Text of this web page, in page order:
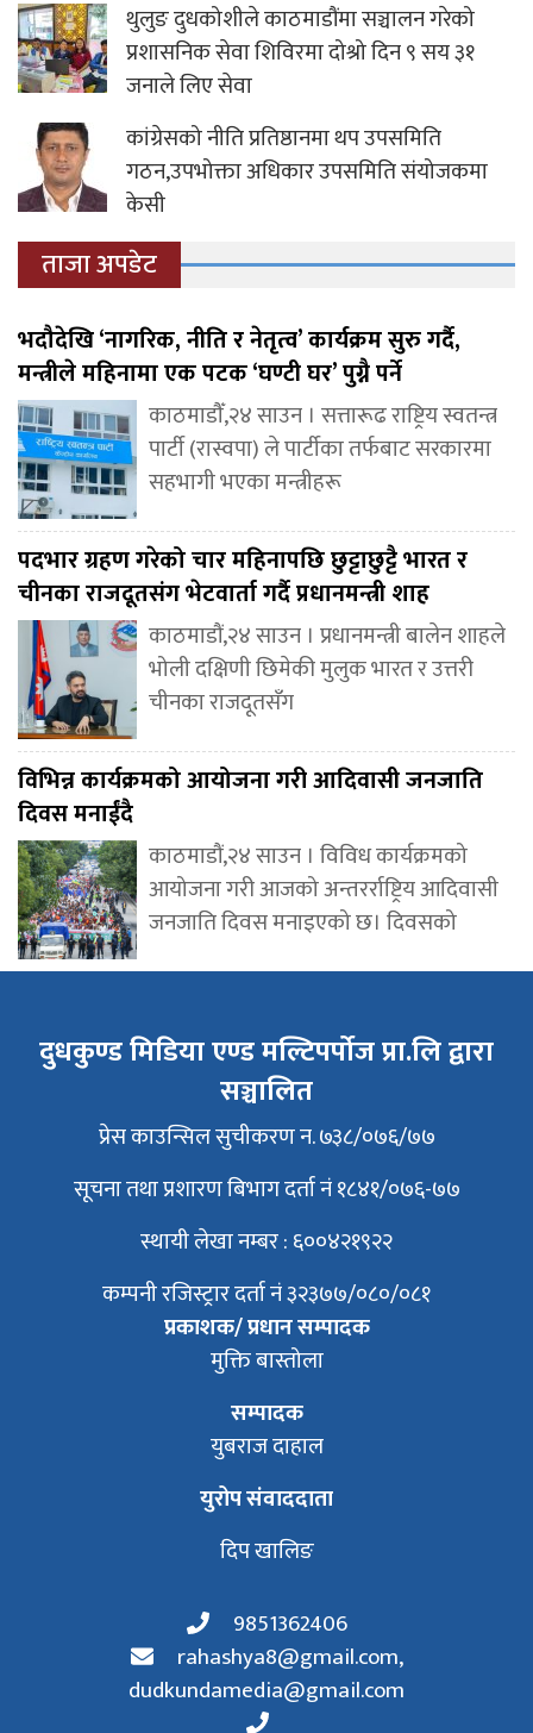
थुलुङ दुधकोशीले काठमाडौंमा सञ्चालन गरेको
प्रशासनिक सेवा शिविरमा दोश्रो दिन ९ सय ३१
जनाले लिए सेवा
कांग्रेसको नीति प्रतिष्ठानमा थप उपसमिति
गठन,उपभोक्ता अधिकार उपसमिति संयोजकमा
केसी
ताजा अपडेट
भदौदेखि ‘नागरिक, नीति र नेतृत्व’ कार्यक्रम सुरु गर्दै,
मन्त्रीले महिनामा एक पटक ‘घण्टी घर’ पुग्नै पर्ने
काठमाडौँ,२४ साउन । सत्तारूढ राष्ट्रिय स्वतन्त्र
पार्टी (रास्वपा) ले पार्टीका तर्फबाट सरकारमा
सहभागी भएका मन्त्रीहरू
पदभार ग्रहण गरेको चार महिनापछि छुट्टाछुट्टै भारत र
चीनका राजदूतसंग भेटवार्ता गर्दै प्रधानमन्त्री शाह
काठमाडौं,२४ साउन । प्रधानमन्त्री बालेन शाहले
भोली दक्षिणी छिमेकी मुलुक भारत र उत्तरी
चीनका राजदूतसँग
विभिन्न कार्यक्रमको आयोजना गरी आदिवासी जनजाति
दिवस मनाईंदै
काठमाडौं,२४ साउन । विविध कार्यक्रमको
आयोजना गरी आजको अन्तरर्राष्ट्रिय आदिवासी
जनजाति दिवस मनाइएको छ। दिवसको
दुधकुण्ड मिडिया एण्ड मल्टिपर्पोज प्रा.लि द्वारा
सञ्चालित
प्रेस काउन्सिल सुचीकरण न. ७३८/०७६/७७
सूचना तथा प्रशारण बिभाग दर्ता नं १८४१/०७६-७७
स्थायी लेखा नम्बर : ६००४२१९२२
कम्पनी रजिस्ट्रार दर्ता नं ३२३७७/०८०/०८१
प्रकाशक/ प्रधान सम्पादक
मुक्ति बास्तोला
सम्पादक
युबराज दाहाल
युरोप संवाददाता
दिप खालिङ
9851362406
rahashya8@gmail.com,
dudkundamedia@gmail.com